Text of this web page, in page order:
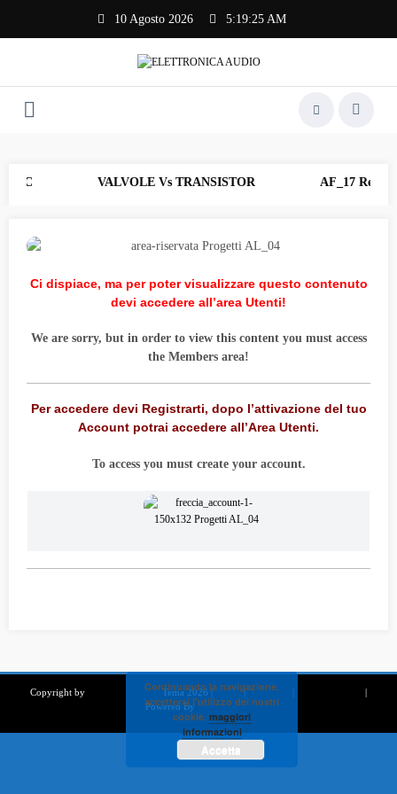
contenuto
10 Agosto 2026 5:19:25 AM
VALVOLE Vs TRANSISTOR AF_17
Ci dispiace, ma per poter visualizzare questo contenuto
devi accedere all’area Utenti!
We are sorry, but in order to view this content you must access
the Members area!
Per accedere devi Registrarti, dopo l’attivazione del tuo
Account potrai accedere all’Area Utenti.
To access you must create your account.
Copyright by Elettronica AudioTema 2026 |GDPR|PRIVACY
Powered By SpiceThemes
Continuando la navigazione,
accetterai l'utilizzo dei nostri
cookie. maggiori
informazioni
Accetta